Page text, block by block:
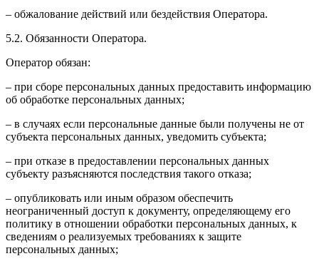
– обжалование действий или бездействия Оператора.
5.2. Обязанности Оператора.
Оператор обязан:
– при сборе персональных данных предоставить информацию
об обработке персональных данных;
– в случаях если персональные данные были получены не от
субъекта персональных данных, уведомить субъекта;
– при отказе в предоставлении персональных данных
субъекту разъясняются последствия такого отказа;
– опубликовать или иным образом обеспечить
неограниченный доступ к документу, определяющему его
политику в отношении обработки персональных данных, к
сведениям о реализуемых требованиях к защите
персональных данных;